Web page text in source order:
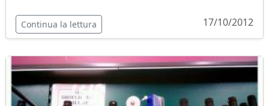
Continua la lettura 17/10/2012